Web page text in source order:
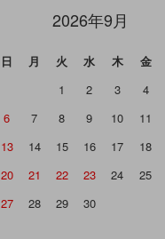
2026年9月
日 月 火 水 木 金
1
2 3 4
6
7 8 9 10 11
13
14 15 16 17 18
20
21 22 23 24 25
27
28 29 30